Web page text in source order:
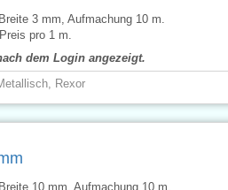
3 mm, Aufmachung 10 m.
pro 1 m.
dem Login angezeigt.
Rexor
10 mm, Aufmachung 10 m.